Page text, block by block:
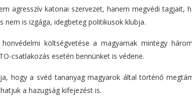
agresszív katonai szervezet, hanem megvédi tagjait,
nem is izgága, idegbeteg politikusok klubja.
költségvetése a magyarnak mintegy
csatlakozás esetén bennünket is védene.
hogy a svéd tananyag magyarok által történő
a hazugság kifejezést is.